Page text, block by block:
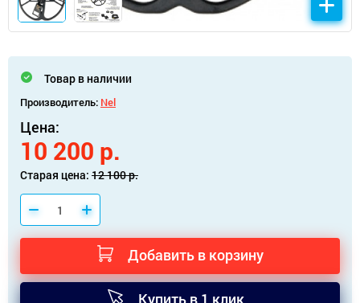
Товар в наличии
Производитель: Nel
Цена:
10 200 р.
Старая цена: 12 100 р.
Добавить в корзину
Купить в 1 клик